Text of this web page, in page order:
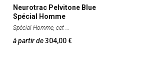
Neurotrac Pelvitone Blue
Spécial Homme
Spécial Homme, cet
à partir de304,00